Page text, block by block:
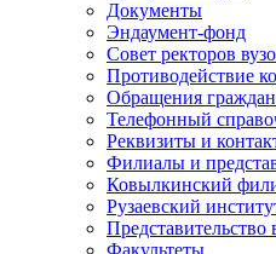
Документы
Эндаумент-фонд
Совет ректоров
Противодействие
Обращения граждан
Телефонный
Реквизиты и
Филиалы и
Ковылкинский
Рузаевский
Факультеты